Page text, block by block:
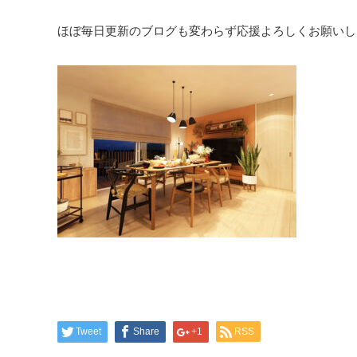
Tweet Share +1 RSS